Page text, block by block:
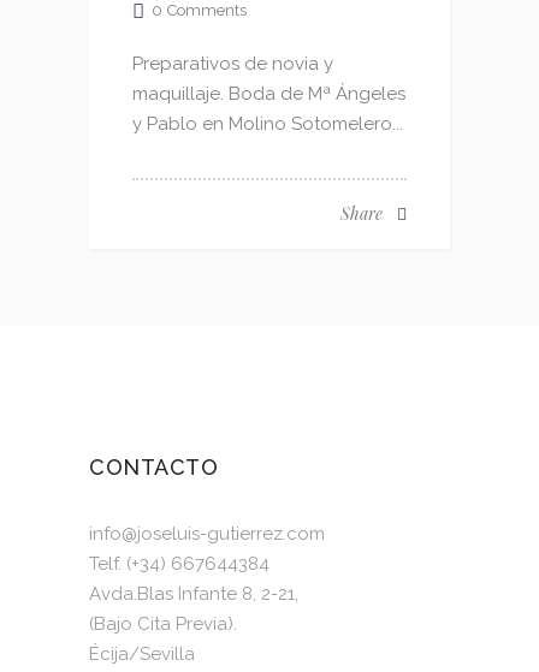
0 Comments
Preparativos de novia y
maquillaje. Boda de Mª Ángeles
y Pablo en Molino Sotomelero...
Share
CONTACTO
info@joseluis-gutierrez.com
Telf. (+34) 667644384
Avda.Blas Infante 8, 2-21,
(Bajo Cita Previa).
Écija/Sevilla